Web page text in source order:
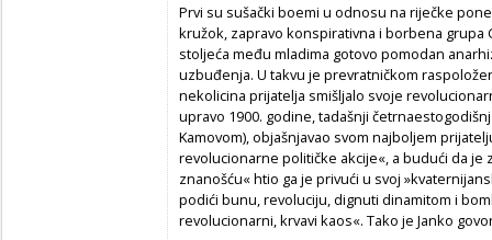
Prvi su sušački boemi u odnosu na riječke
kružok, zapravo konspirativna i borbena grupa
stoljeća među mladima gotovo pomodan
uzbuđenja. U takvu je prevratničkom
nekolicina prijatelja smišljalo svoje
upravo 1900. godine, tadašnji
Kamovom), objašnjavao svom najboljem
revolucionarne političke akcije«, a budući da je
znanošću« htio ga je privući u svoj
podići bunu, revoluciju, dignuti dinamitom i
revolucionarni, krvavi kaos«. Tako je Janko